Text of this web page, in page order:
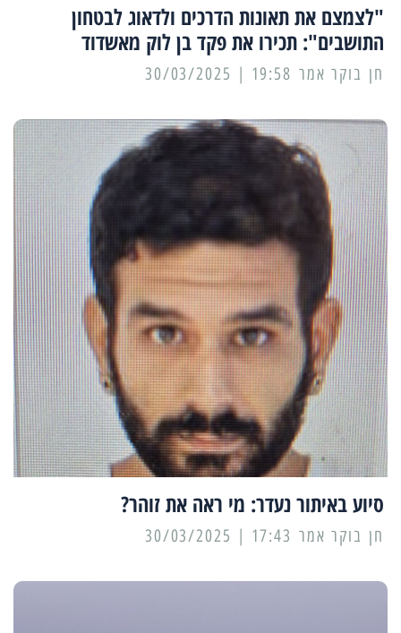
"לצמצם את תאונות הדרכים ולדאוג לבטחון
התושבים": תכירו את פקד בן לוק מאשדוד
19:58 | 30/03/2025
סיוע באיתור נעדר: מי ראה את זוהר?
17:43 | 30/03/2025